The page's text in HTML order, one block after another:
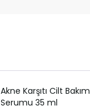
Akne Karşıtı Cilt Bakım
Serumu 35 ml